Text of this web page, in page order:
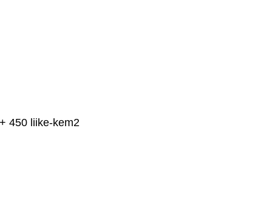
450 liike-kem2